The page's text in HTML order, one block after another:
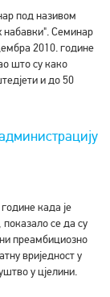
под називом
набавки". Семинар
2010. године
што су како
и до 50
када је
показало се да су
преамбициозно
вриједност у
у цјелини.